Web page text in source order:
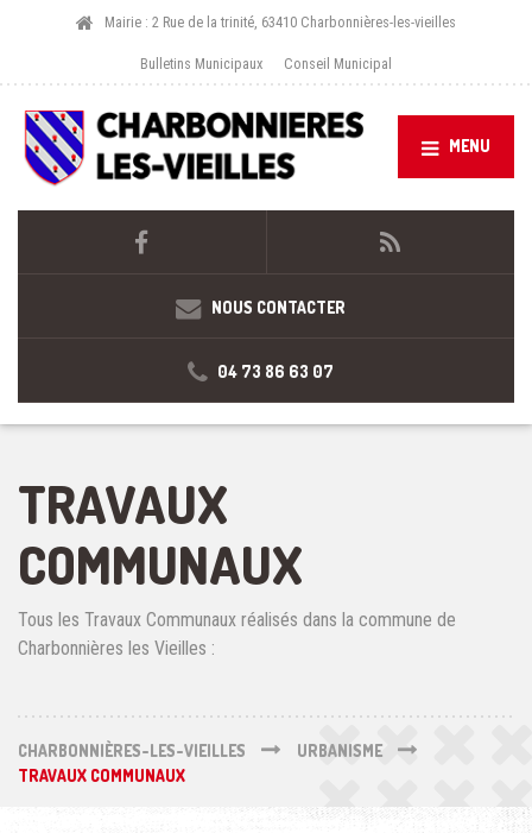
Mairie : 2 Rue de la trinité, 63410 Charbonnières-les-vieilles
Bulletins Municipaux Conseil Municipal
MENU
NOUS CONTACTER
04 73 86 63 07
TRAVAUX
COMMUNAUX
Tous les Travaux Communaux réalisés dans la commune de
Charbonnières les Vieilles :
CHARBONNIÈRES-LES-VIEILLES
URBANISME
TRAVAUX COMMUNAUX